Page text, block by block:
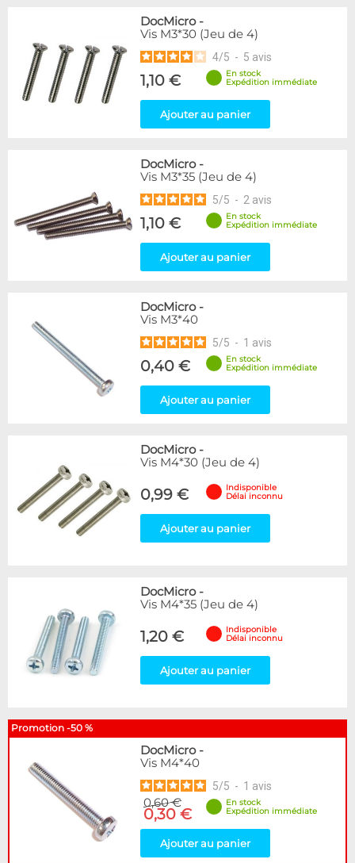
DocMicro-
Vis M3*30 (Jeu de 4)
4/5 - 5 avis
1,10 €
En stock
Expédition immédiate
Ajouter au panier
DocMicro-
Vis M3*35 (Jeu de 4)
5/5 - 2 avis
1,10 €
En stock
Expédition immédiate
Ajouter au panier
DocMicro-
Vis M3*40
5/5 - 1 avis
0,40 €
En stock
Expédition immédiate
Ajouter au panier
DocMicro-
Vis M4*30 (Jeu de 4)
0,99 €
Indisponible
Délai inconnu
Ajouter au panier
DocMicro-
Vis M4*35 (Jeu de 4)
1,20 €
Indisponible
Délai inconnu
Ajouter au panier
Promotion -50 %
DocMicro-
Vis M4*40
5/5 - 1 avis
0,60 €
0,30 €
En stock
Expédition immédiate
Ajouter au panier